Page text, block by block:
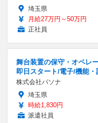
埼玉県
月給27万円～50万円
正社員
舞台装置の保守・オペレ
即日スタート/電子/機能・
株式会社パソナ
埼玉県
時給1,830円
派遣社員